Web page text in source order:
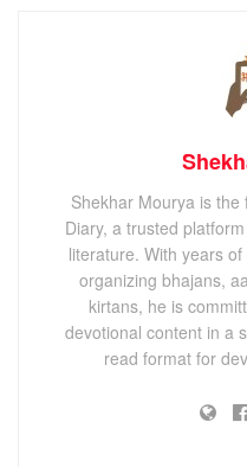
Shekhar Mourya is
Diary, a trusted
literature. With years
organizing bhajans,
kirtans, he is
devotional content in a
read format for